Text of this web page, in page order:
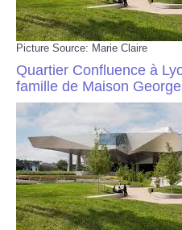
Picture Source: Marie Claire
Quartier Confluence à
famille de Maison